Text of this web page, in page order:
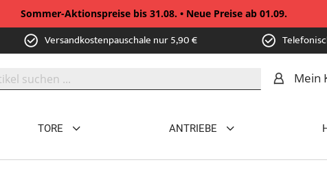
Sommer-Aktionspreise bis 31.08. • Neue Preise ab 01.09.
Versandkostenpauschale nur 5,90 €
Mein
TORE ANTRIEBE